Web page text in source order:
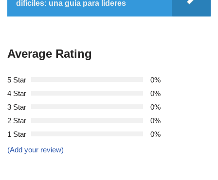
difíciles: una guía para líderes
Average Rating
5 Star
0%
4 Star
0%
3 Star
0%
2 Star
0%
1 Star
0%
(Add your review)